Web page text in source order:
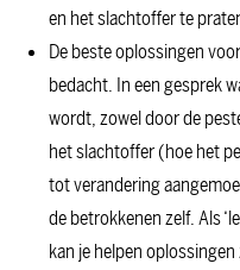
en het slachtoffer te
De beste oplossingen
bedacht. In een gesprek
wordt, zowel door de
het slachtoffer (hoe het
tot verandering
de betrokkenen zelf. Als
kan je helpen